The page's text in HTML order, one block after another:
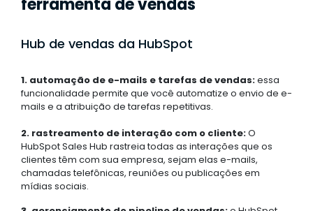
ferramenta de vendas
Hub de vendas da HubSpot
1. automação de e-mails e tarefas de vendas:essa
funcionalidade permite que você automatize o envio de e-
mails e a atribuição de tarefas repetitivas.
2. rastreamento de interação com o cliente:O
HubSpot Sales Hub rastreia todas as interações que os
clientes têm com sua empresa, sejam elas e-mails,
chamadas telefônicas, reuniões ou publicações em
mídias sociais.